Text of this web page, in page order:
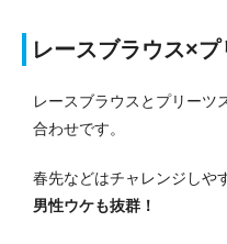
レースブラウス×プ
レースブラウスとプリーツ
合わせです。
春先などはチャレンジしや
男性ウケも抜群！